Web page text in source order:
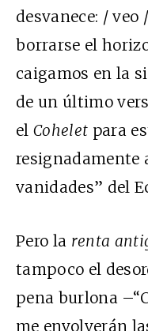
desvanece: / veo
borrarse el
caigamos en la
de un último
elCohelet para
resignadamente
vanidades” del
Pero la renta
tampoco el
pena burlona
me envolverán